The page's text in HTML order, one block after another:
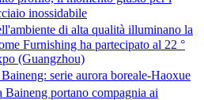
inossidabile
di alta qualità illuminano la
Furnishing ha partecipato al 22 °
(Guangzhou)
serie aurora boreale-Haoxue
Baineng portano compagnia ai